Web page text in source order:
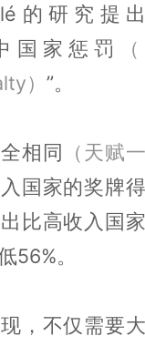
的研究提
国家惩罚
）”。
相同 （天赋
国家的奖牌
比高收入国
56%。
，不仅需要